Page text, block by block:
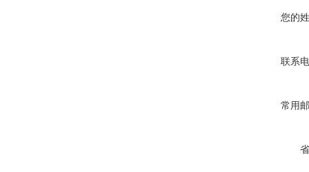
您的
联系
常用